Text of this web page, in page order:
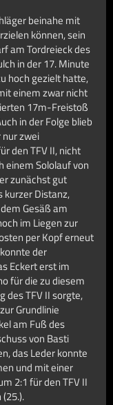
beinahe mit
können, sein
am Tordreieck des
in der 17. Minute
hoch gezielt hatte,
einem zwar nicht
17m-Freistoß
in der Folge blieb
zwei
den TFV II, nicht
einem Sololauf von
zunächst gut
kurzer Distanz,
Gesäß am
im Liegen zur
per Kopf erneut
der
Eckert erst im
für die zu diesem
des TFV II sorgte,
Grundlinie
am Fuß des
von Basti
das Leder konnte
und mit einer
2:1 für den TFV II